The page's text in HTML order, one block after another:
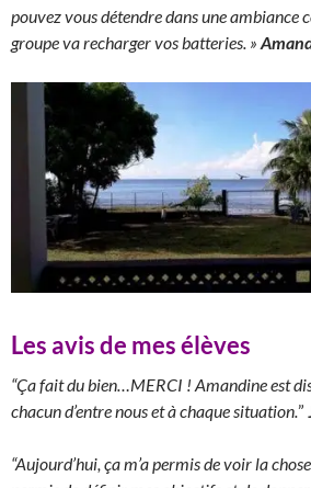
pouvez vous détendre dans une ambiance
groupe va recharger vos batteries. »
Les avis de mes élèves
“Ça fait du bien…MERCI ! Amandine est
chacun d’entre nous et à chaque situation.”
“Aujourd’hui, ça m’a permis de voir la